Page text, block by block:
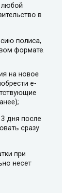
любой
в
полиса,
формате.
на новое
e-
3 дня после
сразу
при
несет